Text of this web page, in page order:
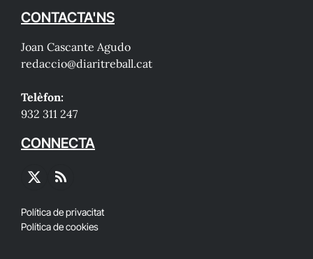
CONTACTA'NS
Joan Cascante Agudo
redaccio@diaritreball.cat
Telèfon:
932 311 247
CONNECTA
X
RSS
Política de privacitat
Política de cookies